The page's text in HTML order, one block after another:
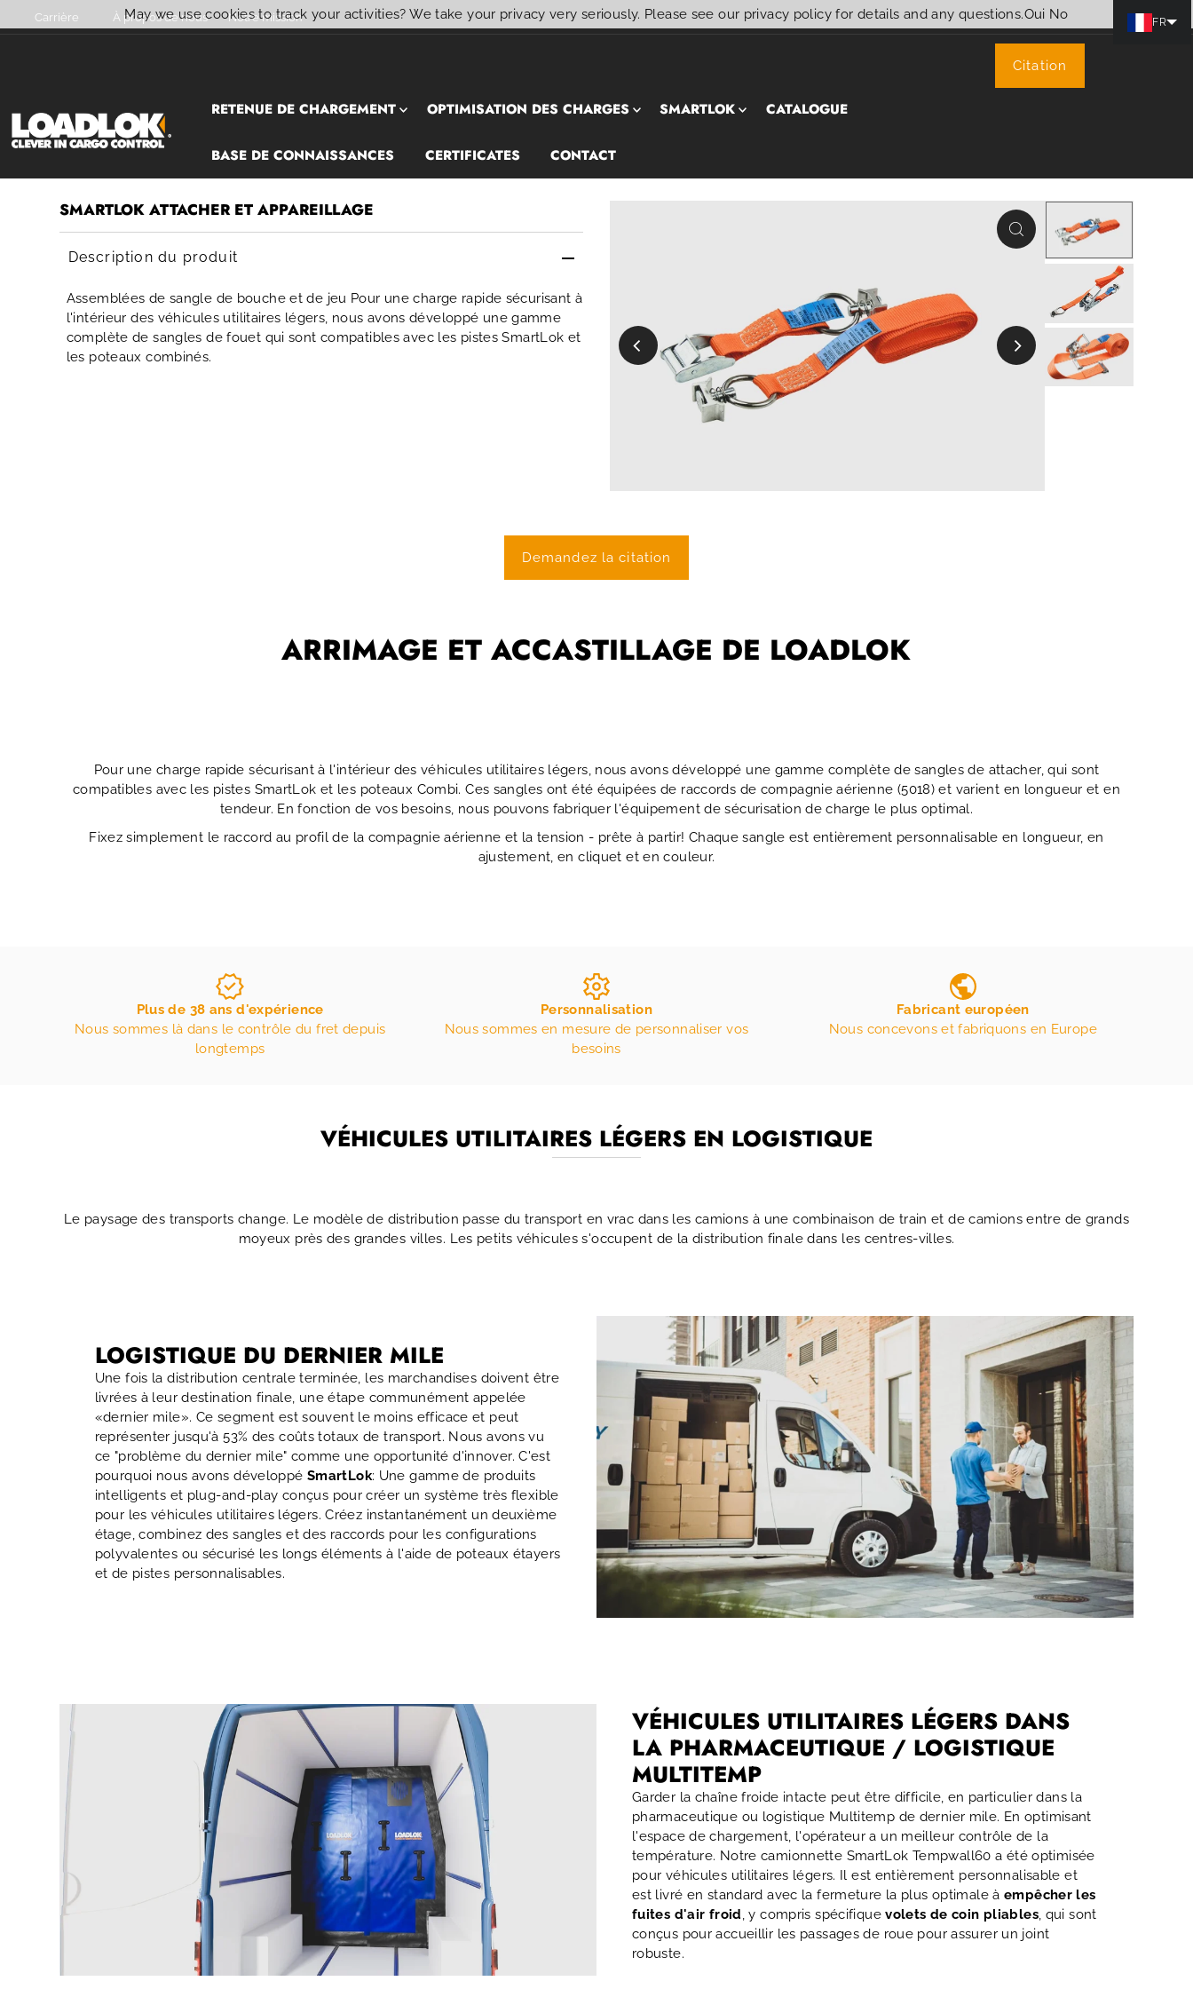
Ignorer et passer au contenu
Carrière À propos de nous Notre mission
Citation
RETENUE DE CHARGEMENT OPTIMISATION DES CHARGES SMARTLOK CATALOGUE
BASE DE CONNAISSANCES CERTIFICATES CONTACT
SMARTLOK ATTACHER ET APPAREILLAGE
Description du produit
Assemblées de sangle de bouche et de jeu Pour une charge rapide sécurisant à
l'intérieur des véhicules utilitaires légers, nous avons développé une gamme
complète de sangles de fouet qui sont compatibles avec les pistes SmartLok et
les poteaux combinés.
Demandez la citation
ARRIMAGE ET ACCASTILLAGE DE LOADLOK
Pour une charge rapide sécurisant à l'intérieur des véhicules utilitaires légers, nous avons développé une gamme complète de sangles de attacher, qui sont
compatibles avec les pistes SmartLok et les poteaux Combi. Ces sangles ont été équipées de raccords de compagnie aérienne (5018) et varient en longueur et en
tendeur. En fonction de vos besoins, nous pouvons fabriquer l'équipement de sécurisation de charge le plus optimal.
Fixez simplement le raccord au profil de la compagnie aérienne et la tension - prête à partir! Chaque sangle est entièrement personnalisable en longueur, en
ajustement, en cliquet et en couleur.
Plus de 38 ans d'expérience
Nous sommes là dans le contrôle du fret depuis
longtemps
Personnalisation
Nous sommes en mesure de personnaliser vos
besoins
Fabricant européen
Nous concevons et fabriquons en Europe
VÉHICULES UTILITAIRES LÉGERS EN LOGISTIQUE
Le paysage des transports change. Le modèle de distribution passe du transport en vrac dans les camions à une combinaison de train et de camions entre de grands
moyeux près des grandes villes. Les petits véhicules s'occupent de la distribution finale dans les centres-villes.
LOGISTIQUE DU DERNIER MILE
Une fois la distribution centrale terminée, les marchandises doivent être
livrées à leur destination finale, une étape communément appelée
«dernier mile». Ce segment est souvent le moins efficace et peut
représenter jusqu'à 53% des coûts totaux de transport. Nous avons vu
ce "problème du dernier mile" comme une opportunité d'innover. C'est
pourquoi nous avons développé SmartLok: Une gamme de produits
intelligents et plug-and-play conçus pour créer un système très flexible
pour les véhicules utilitaires légers. Créez instantanément un deuxième
étage, combinez des sangles et des raccords pour les configurations
polyvalentes ou sécurisé les longs éléments à l'aide de poteaux étayers
et de pistes personnalisables.
VÉHICULES UTILITAIRES LÉGERS DANS
LA PHARMACEUTIQUE / LOGISTIQUE
MULTITEMP
Garder la chaîne froide intacte peut être difficile, en particulier dans la
pharmaceutique ou logistique Multitemp de dernier mile. En optimisant
l'espace de chargement, l'opérateur a un meilleur contrôle de la
température. Notre camionnette SmartLok Tempwall60 a été optimisée
pour véhicules utilitaires légers. Il est entièrement personnalisable et
est livré en standard avec la fermeture la plus optimale àempêcher les
fuites d'air froid, y compris spécifiquevolets de coin pliables, qui sont
conçus pour accueillir les passages de roue pour assurer un joint
robuste.
May we use cookies to track your activities? We take your privacy very seriously. Please see our privacy policy for details and any questions.Oui No FR